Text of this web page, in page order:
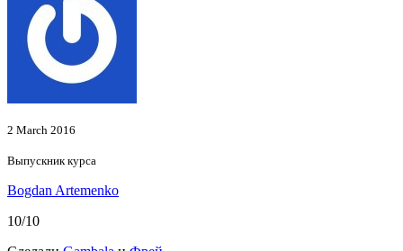
2 March 2016
Выпускник курса
Bogdan Artemenko
10/10